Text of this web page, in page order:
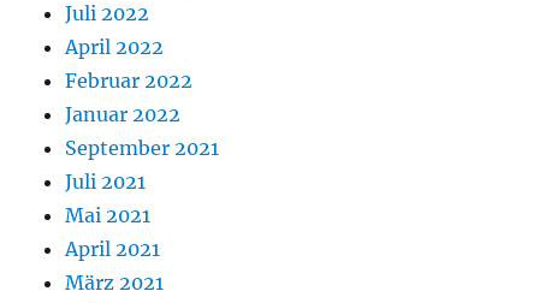
Juli 2022
April 2022
Februar 2022
Januar 2022
September 2021
Juli 2021
Mai 2021
April 2021
März 2021